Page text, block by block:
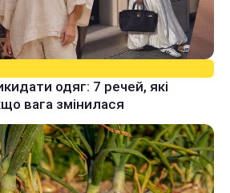
одяг: 7 речей, які
вага змінилася